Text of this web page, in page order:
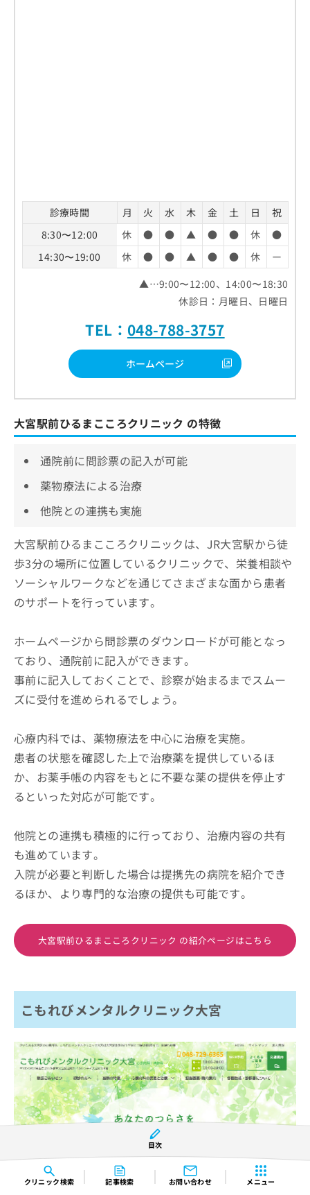
クリニック検索 記事検索 お問い合わせ メニュー
診療時間 月 火 水 木 金 土 日
祝
8:30〜12:00
休 ● ● ▲ ● ● 休
●
14:30〜19:00
休 ● ● ▲ ● ● 休
ー
▲…9:00〜12:00、14:00〜18:30
休診日：月曜日、日曜日
TEL： 048-788-3757
ホームページ
大宮駅前ひるまこころクリニック の特徴
通院前に問診票の記入が可能
薬物療法による治療
他院との連携も実施
大宮駅前ひるまこころクリニックは、JR大宮駅から徒
歩3分の場所に位置しているクリニックで、栄養相談や
ソーシャルワークなどを通じてさまざまな面から患者
のサポートを行っています。
ホームページから問診票のダウンロードが可能となっ
ており、通院前に記入ができます。
事前に記入しておくことで、診察が始まるまでスムー
ズに受付を進められるでしょう。
心療内科では、薬物療法を中心に治療を実施。
患者の状態を確認した上で治療薬を提供しているほ
か、お薬手帳の内容をもとに不要な薬の提供を停止す
るといった対応が可能です。
他院との連携も積極的に行っており、治療内容の共有
も進めています。
入院が必要と判断した場合は提携先の病院を紹介でき
るほか、より専門的な治療の提供も可能です。
大宮駅前ひるまこころクリニック の紹介ページはこちら
こもれびメンタルクリニック大宮
※引用：https://www.komorebimental.net/
目次